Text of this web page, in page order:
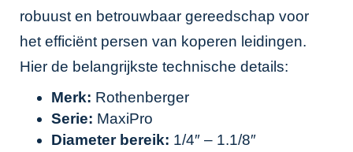
robuust en betrouwbaar gereedschap voor
het efficiënt persen van koperen leidingen.
Hier de belangrijkste technische details:
Merk: Rothenberger
Serie: MaxiPro
Diameter bereik: 1/4″ – 1.1/8″